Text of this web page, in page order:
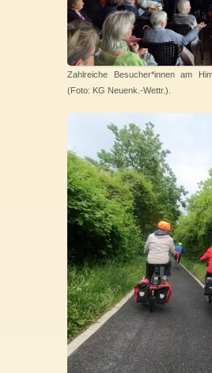
Zahlreiche Besucher*innen am
(Foto: KG Neuenk.-Wettr.).